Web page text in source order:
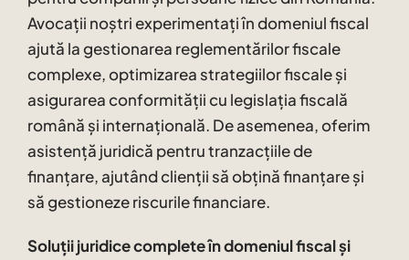
Avocații noștri experimentați în domeniul fiscal
ajută la gestionarea reglementărilor fiscale
complexe, optimizarea strategiilor fiscale și
asigurarea conformității cu legislația fiscală
română și internațională. De asemenea, oferim
asistență juridică pentru tranzacțiile de
finanțare, ajutând clienții să obțină finanțare și
să gestioneze riscurile financiare.
Soluții juridice complete în domeniul fiscal și